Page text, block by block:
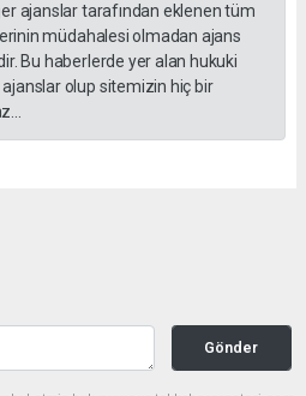
ajanslar tarafından eklenen tüm
müdahalesi olmadan ajans
Bu haberlerde yer alan hukuki
olup sitemizin hiç bir
Gönder